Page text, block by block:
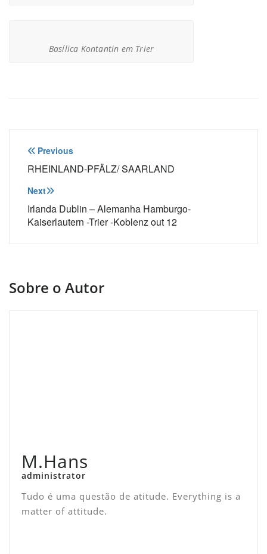
Basílica Kontantin em Trier
Navegação
de
Post
Previous
RHEINLAND-PFÄLZ/ SAARLAND
Next
Irlanda Dublin – Alemanha Hamburgo-
Kaiserlautern -Trier -Koblenz out 12
Sobre o Autor
M.Hans
administrator
Tudo é uma questão de atitude. Everything is a
matter of attitude.